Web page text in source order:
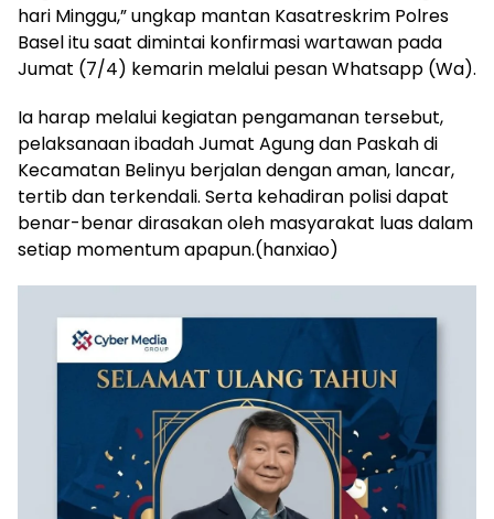
hari Minggu,” ungkap mantan Kasatreskrim Polres
Basel itu saat dimintai konfirmasi wartawan pada
Jumat (7/4) kemarin melalui pesan Whatsapp (Wa).
Ia harap melalui kegiatan pengamanan tersebut,
pelaksanaan ibadah Jumat Agung dan Paskah di
Kecamatan Belinyu berjalan dengan aman, lancar,
tertib dan terkendali. Serta kehadiran polisi dapat
benar-benar dirasakan oleh masyarakat luas dalam
setiap momentum apapun.(hanxiao)